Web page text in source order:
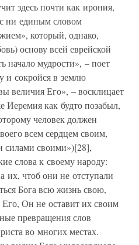
здесь почти как ирония,
ни единым словом
который, однако,
основу всей еврейской
начало мудрости», – поет
и сокройся в землю
величия Его», – восклицает
Иеремия как будто позабыл,
человек должен
всем сердцем своим,
своими»)[28],
слова к своему народу:
их, чтоб они не отступали
Бога всю жизнь свою,
Его, Он не оставит их своим
превращения слов
во многих местах.